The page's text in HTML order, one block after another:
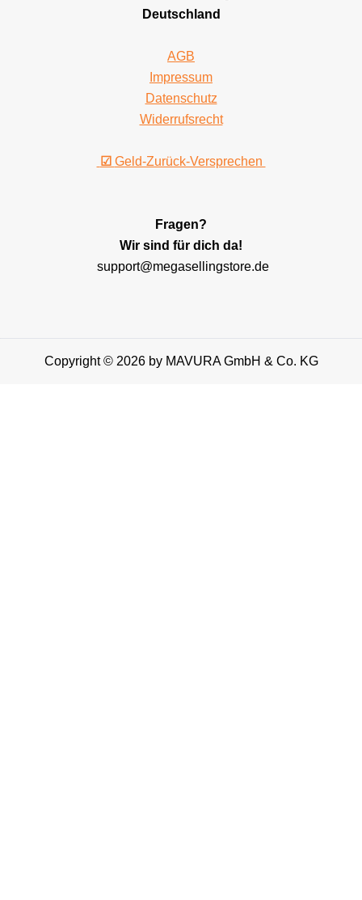
Deutschland
AGB
Impressum
Datenschutz
Widerrufsrecht
☑ Geld-Zurück-Versprechen
Fragen?
Wir sind für dich da!
support@megasellingstore.de
Copyright © 2026 by MAVURA GmbH & Co. KG